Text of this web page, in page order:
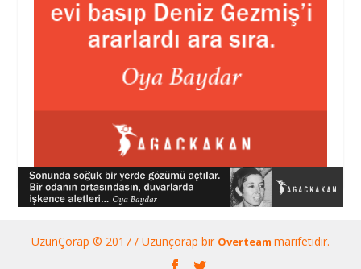
UzunÇorap © 2017 / Uzunçorap bir Overteam marifetidir.